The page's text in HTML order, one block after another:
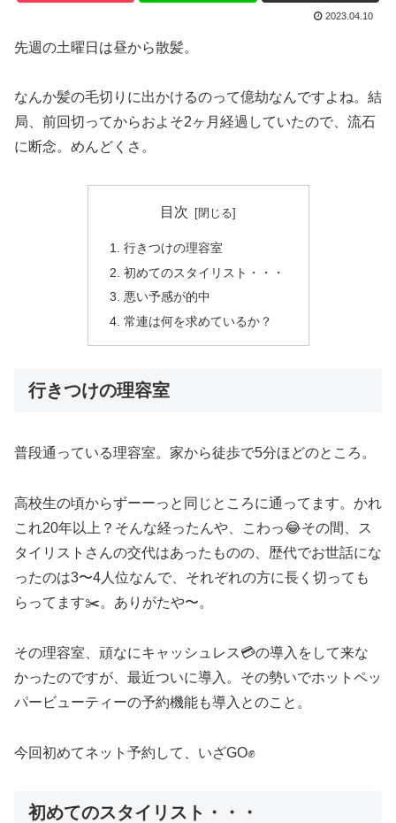
2023.04.10
先週の土曜日は昼から散髪。
なんか髪の毛切りに出かけるのって億劫なんですよね。結
局、前回切ってからおよそ2ヶ月経過していたので、流石
に断念。めんどくさ。
目次
行きつけの理容室
初めてのスタイリスト・・・
悪い予感が的中
常連は何を求めているか？
行きつけの理容室
普段通っている理容室。家から徒歩で5分ほどのところ。
高校生の頃からずーーっと同じところに通ってます。かれ
これ20年以上？そんな経ったんや、こわっ😂その間、ス
タイリストさんの交代はあったものの、歴代でお世話にな
ったのは3〜4人位なんで、それぞれの方に長く切っても
らってます✂️。ありがたや〜。
その理容室、頑なにキャッシュレス💳の導入をして来な
かったのですが、最近ついに導入。その勢いでホットペッ
パービューティーの予約機能も導入とのこと。
今回初めてネット予約して、いざGO✊
初めてのスタイリスト・・・